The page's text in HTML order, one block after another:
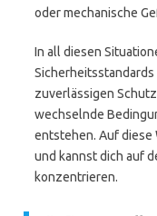
oder mechanische
In all diesen
zuverlässigen
wechselnde
entstehen. Auf diese
und kannst dich auf
konzentrieren.